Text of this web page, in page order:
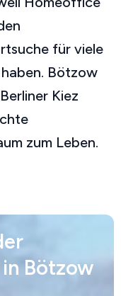
für viele
Bötzow
Kiez
zum Leben.
Bötzow